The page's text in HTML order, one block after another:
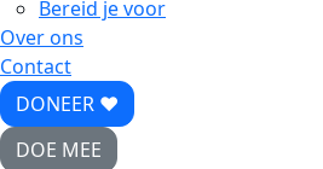
Bereid je voor
Over ons
Contact
DONEER ♥
DOE MEE